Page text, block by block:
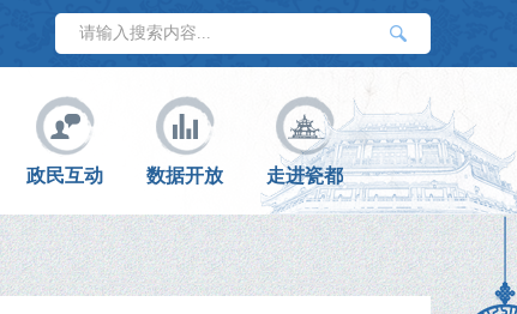
政民互动 数据开放 走进瓷都